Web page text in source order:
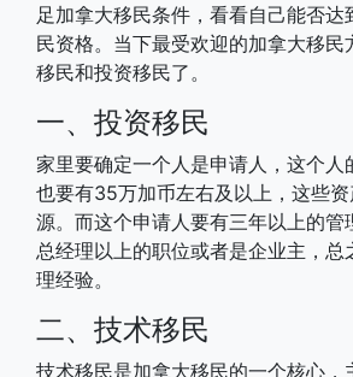
足加拿大移民条件，看看自己能否达
民资格。当下最受欢迎的加拿大移民
移民和投资移民了。
一、投资移民
家里要确定一个人是申请人，这个人
也要有35万加币左右及以上，这些
源。而这个申请人要有三年以上的管
总经理以上的职位或者是企业主，总
理经验。
二、技术移民
技术移民是加拿大移民的一个核心，